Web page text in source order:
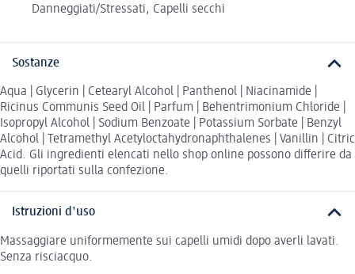
Danneggiati/Stressati, Capelli secchi
Sostanze
Aqua | Glycerin | Cetearyl Alcohol | Panthenol | Niacinamide |
Ricinus Communis Seed Oil | Parfum | Behentrimonium Chloride |
Isopropyl Alcohol | Sodium Benzoate | Potassium Sorbate | Benzyl
Alcohol | Tetramethyl Acetyloctahydronaphthalenes | Vanillin | Citric
Acid. Gli ingredienti elencati nello shop online possono differire da
quelli riportati sulla confezione.
Istruzioni d'uso
Massaggiare uniformemente sui capelli umidi dopo averli lavati.
Senza risciacquo.